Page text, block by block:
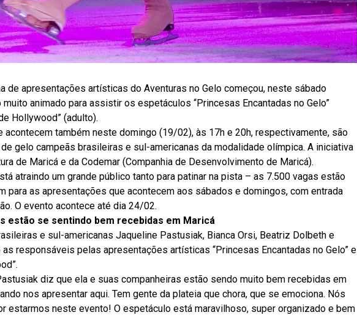
de apresentações artísticas do Aventuras no Gelo começou, neste sábado
animado para assistir os espetáculos “Princesas Encantadas no Gelo”
Hollywood” (adulto).
acontecem também neste domingo (19/02), às 17h e 20h, respectivamente, são
gelo campeãs brasileiras e sul-americanas da modalidade olímpica. A iniciativa
de Maricá e da Codemar (Companhia de Desenvolvimento de Maricá).
atraindo um grande público tanto para patinar na pista – as 7.500 vagas estão
para as apresentações que acontecem aos sábados e domingos, com entrada
O evento acontece até dia 24/02.
estão se sentindo bem recebidas em Maricá
e sul-americanas Jaqueline Pastusiak, Bianca Orsi, Beatriz Dolbeth e
responsáveis pelas apresentações artísticas “Princesas Encantadas no Gelo” e
diz que ela e suas companheiras estão sendo muito bem recebidas em
nos apresentar aqui. Tem gente da plateia que chora, que se emociona. Nós
estarmos neste evento! O espetáculo está maravilhoso, super organizado e bem